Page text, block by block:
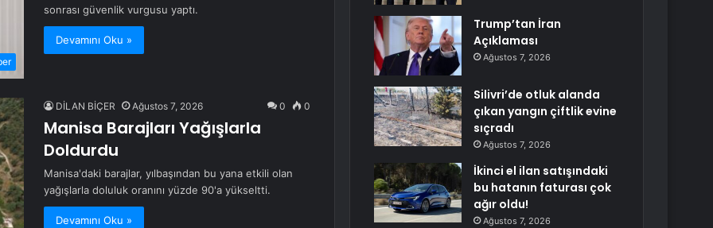
sonrası güvenlik vurgusu yaptı.
Devamını Oku »
DİLAN BİÇER Ağustos 7, 2026 0 0
Manisa Barajları Yağışlarla
Doldurdu
Manisa'daki barajlar, yılbaşından bu yana etkili olan
yağışlarla doluluk oranını yüzde 90'a yükseltti.
Devamını Oku »
Trump’tan İran
Açıklaması
Ağustos 7, 2026
Silivri’de otluk alanda
çıkan yangın çiftlik evine
sıçradı
Ağustos 7, 2026
İkinci el ilan satışındaki
bu hatanın faturası çok
ağır oldu!
Ağustos 7, 2026